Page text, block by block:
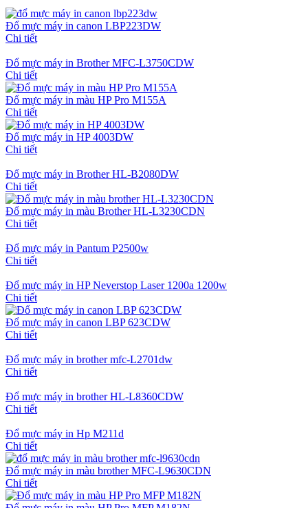
Đổ mực máy in canon LBP223DW
Chi tiết
Đổ mực máy in Brother MFC-L3750CDW
Chi tiết
Đổ mực máy in màu HP Pro M155A
Chi tiết
Đổ mực máy in HP 4003DW
Chi tiết
Đổ mực máy in Brother HL-B2080DW
Chi tiết
Đổ mực máy in màu Brother HL-L3230CDN
Chi tiết
Đổ mực máy in Pantum P2500w
Chi tiết
Đổ mực máy in HP Neverstop Laser 1200a 1200w
Chi tiết
Đổ mực máy in canon LBP 623CDW
Chi tiết
Đổ mực máy in brother mfc-L2701dw
Chi tiết
Đổ mực máy in brother HL-L8360CDW
Chi tiết
Đổ mực máy in Hp M211d
Chi tiết
Đổ mực máy in màu brother MFC-L9630CDN
Chi tiết